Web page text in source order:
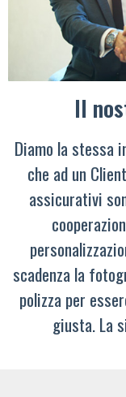
Il
Diamo la stessa
che ad un
assicurativi
scadenza la
polizza per
giusta. La